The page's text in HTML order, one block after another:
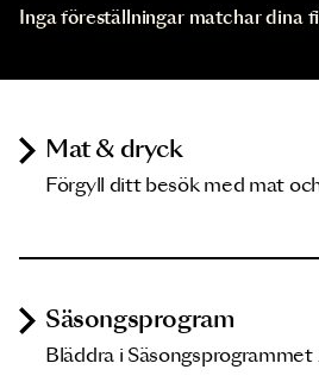
Inga föreställningar matchar dina
Mat & dryck
Förgyll ditt besök med mat
Säsongsprogram
Bläddra i